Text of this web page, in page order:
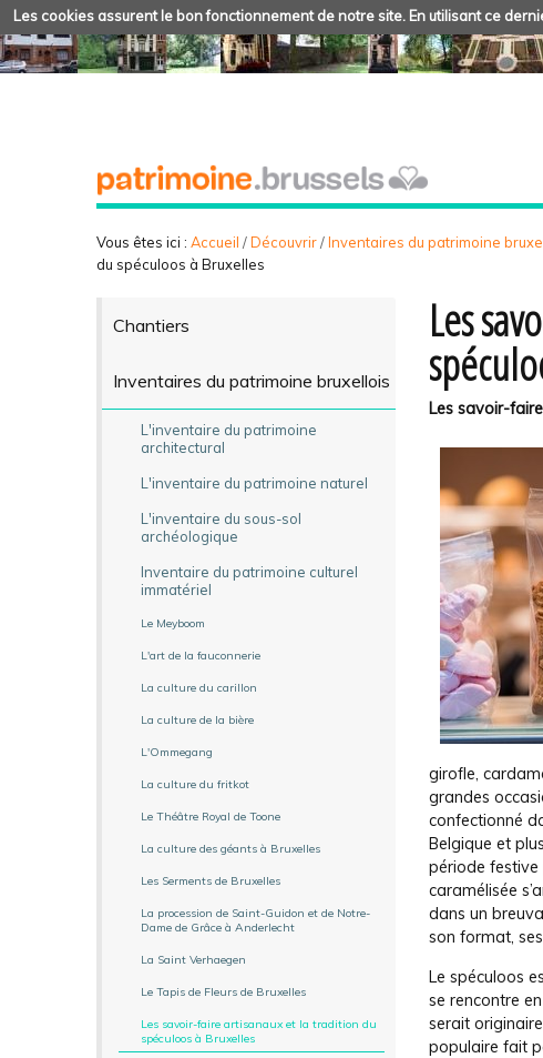
Les cookies assurent le bon fonctionnement de notre site. En utilisant ce
Vous êtes ici : Accueil /Découvrir/Inventaires du patrimoine
du spéculoos à Bruxelles
Chantiers
Inventaires du patrimoine bruxellois
L'inventaire du patrimoine
architectural
L'inventaire du patrimoine naturel
L'inventaire du sous-sol
archéologique
Inventaire du patrimoine culturel
immatériel
Le Meyboom
L'art de la fauconnerie
La culture du carillon
La culture de la bière
L'Ommegang
La culture du fritkot
Le Théâtre Royal de Toone
La culture des géants à Bruxelles
Les Serments de Bruxelles
La procession de Saint-Guidon et de Notre-
Dame de Grâce à Anderlecht
La Saint Verhaegen
Le Tapis de Fleurs de Bruxelles
Les savoir-faire artisanaux et la tradition du
spéculoos à Bruxelles
Les
Les savoir-
girofle,
grandes
confectionné
Belgique et
période festive
caramélisée
dans un
son format,
Le spéculoos
se rencontre
serait
populaire fait